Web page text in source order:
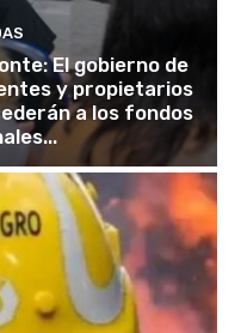
El gobierno de
y propietarios
a los fondos